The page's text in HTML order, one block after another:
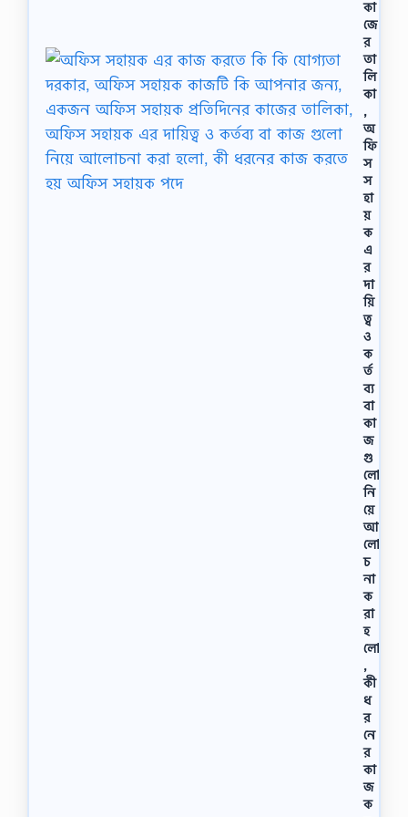
কা
জে
র
তা
লি
কা
,
অ
ফি
স
স
হা
য়
ক
এ
র
দা
য়ি
ত্ব
ও
ক
র্ত
ব্য
বা
কা
জ
গু
লো
নি
য়ে
আ
লো
চ
না
ক
রা
হ
লো
,
কী
ধ
র
নে
র
কা
জ
ক